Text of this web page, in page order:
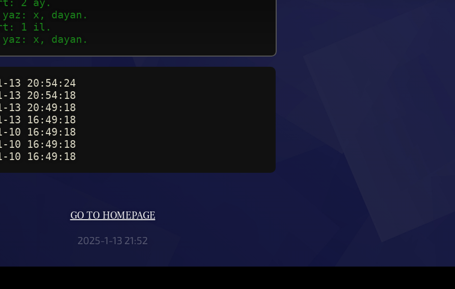
2 ay.
x, dayan.
1 il.
x, dayan.
13 20:54:24
13 20:54:18
13 20:49:18
13 16:49:18
10 16:49:18
10 16:49:18
10 16:49:18
GO TO HOMEPAGE
2025-1-13 21:52